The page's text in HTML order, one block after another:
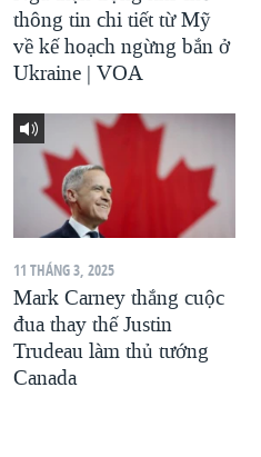
thông tin chi tiết từ Mỹ
về kế hoạch ngừng bắn ở
Ukraine | VOA
11 THÁNG 3, 2025
Mark Carney thắng cuộc
đua thay thế Justin
Trudeau làm thủ tướng
Canada